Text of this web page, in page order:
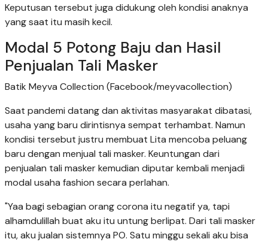
Keputusan tersebut juga didukung oleh kondisi anaknya
yang saat itu masih kecil.
Modal 5 Potong Baju dan Hasil
Penjualan Tali Masker
Batik Meyva Collection (Facebook/meyvacollection)
Saat pandemi datang dan aktivitas masyarakat dibatasi,
usaha yang baru dirintisnya sempat terhambat. Namun
kondisi tersebut justru membuat Lita mencoba peluang
baru dengan menjual tali masker. Keuntungan dari
penjualan tali masker kemudian diputar kembali menjadi
modal usaha fashion secara perlahan.
"Yaa bagi sebagian orang corona itu negatif ya, tapi
alhamdulillah buat aku itu untung berlipat. Dari tali masker
itu, aku jualan sistemnya PO. Satu minggu sekali aku bisa